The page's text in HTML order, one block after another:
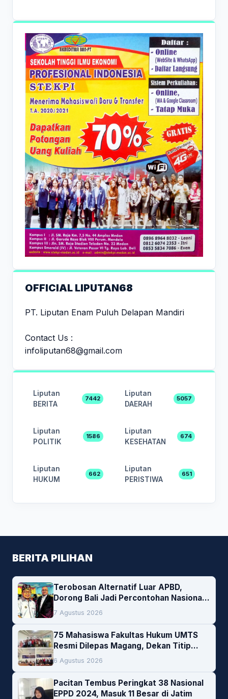
OFFICIAL LIPUTAN68
PT. Liputan Enam Puluh Delapan Mandiri
Contact Us :
infoliputan68@gmail.com
Liputan
BERITA
7442
Liputan
DAERAH
5057
Liputan
POLITIK
1586
Liputan
KESEHATAN
674
Liputan
HUKUM
662
Liputan
PERISTIWA
651
BERITA PILIHAN
Terobosan Alternatif Luar APBD,
Dorong Bali Jadi Percontohan Nasional
Pembiayaan Daerah
7 Agustus 2026
75 Mahasiswa Fakultas Hukum UMTS
Resmi Dilepas Magang, Dekan Titip
Empat Pesan Penting
6 Agustus 2026
Pacitan Tembus Peringkat 38 Nasional
EPPD 2024, Masuk 11 Besar di Jatim